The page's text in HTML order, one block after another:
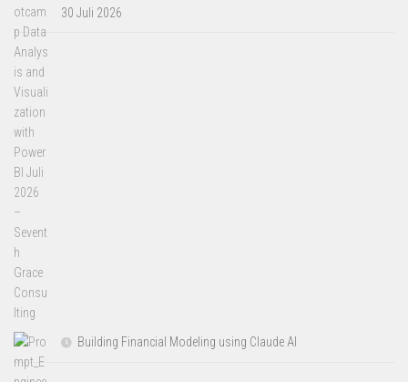
30 Juli 2026
Building Financial Modeling using Claude AI